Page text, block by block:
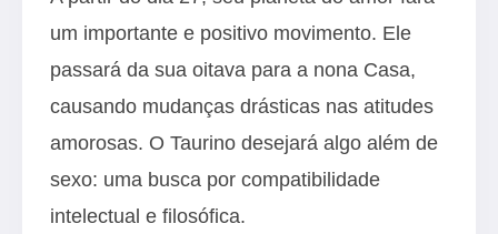
um importante e positivo movimento. Ele
passará da sua oitava para a nona Casa,
causando mudanças drásticas nas atitudes
amorosas. O Taurino desejará algo além de
sexo: uma busca por compatibilidade
intelectual e filosófica.